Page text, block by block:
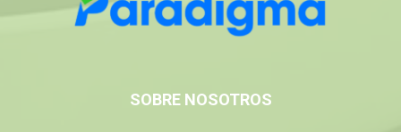
SOBRE NOSOTROS